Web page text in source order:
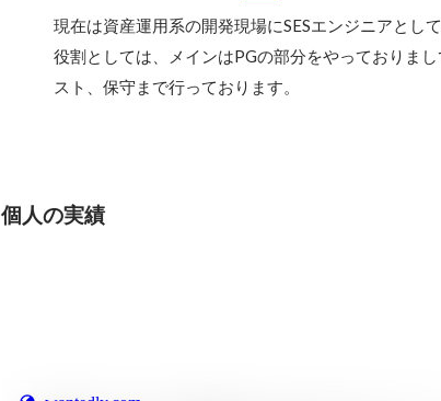
現在は資産運用系の開発現場にSESエンジニアとし
役割としては、メインはPGの部分をやっておりま
スト、保守まで行っております。
個人の実績